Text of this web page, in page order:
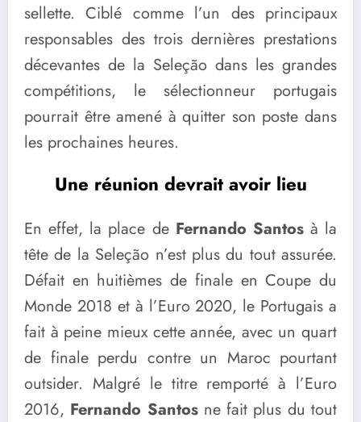
sellette. Ciblé comme l’un des principaux
responsables des trois dernières prestations
décevantes de la Seleção dans les grandes
compétitions, le sélectionneur portugais
pourrait être amené à quitter son poste dans
les prochaines heures.
Une réunion devrait avoir lieu
En effet, la place deFernando Santosà la
tête de la Seleção n’est plus du tout assurée.
Défait en huitièmes de finale en Coupe du
Monde 2018 et à l’Euro 2020, le Portugais a
fait à peine mieux cette année, avec un quart
de finale perdu contre un Maroc pourtant
outsider. Malgré le titre remporté à l’Euro
2016, Fernando Santosne fait plus du tout